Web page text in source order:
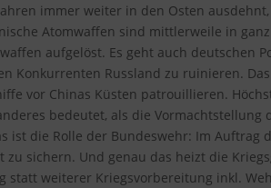
immer weiter in den Osten
Atomwaffen sind mittlerweile in
aufgelöst. Es geht auch deutschen
Konkurrenten Russland zu ruinieren.
vor Chinas Küsten patrouillieren.
bedeutet, als die Vormachtstellung
ist die Rolle der Bundeswehr: Im Auftrag
sichern. Und genau das heizt die
weiterer Kriegsvorbereitung inkl.